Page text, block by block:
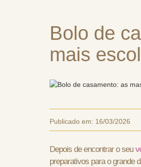
Bolo de
mais
Publicado em: 16/03/2026
Depois de encontrar o seu
preparativos para o grande